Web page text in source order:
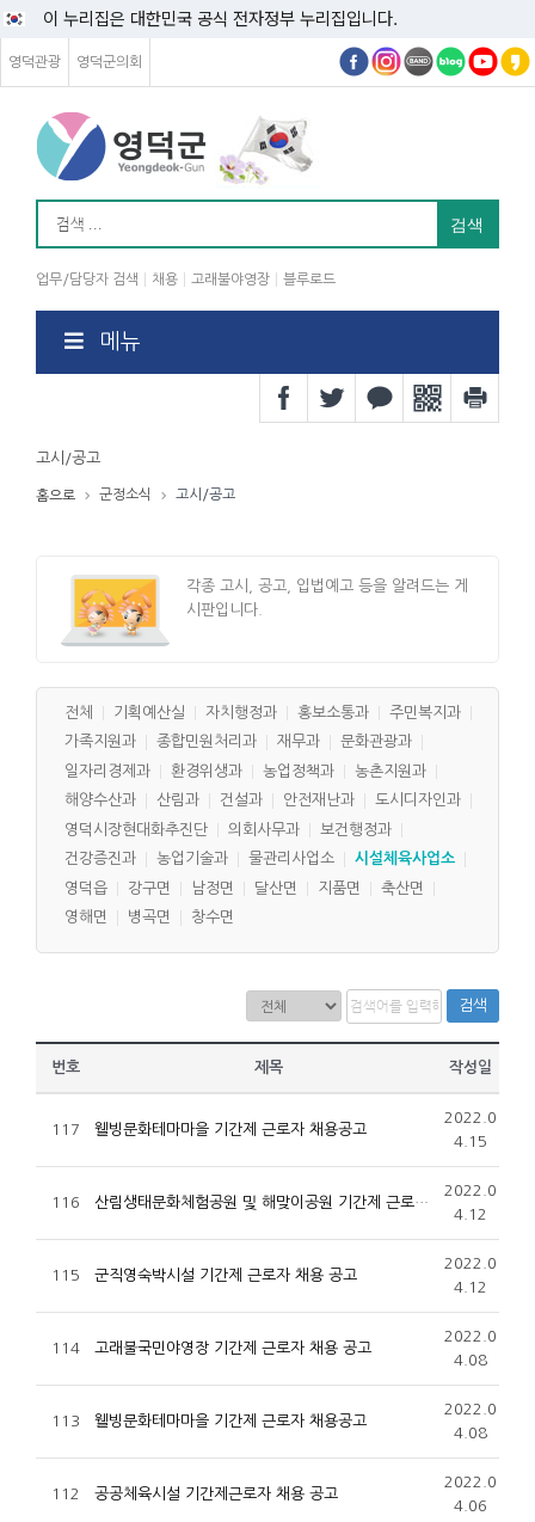
이 누리집은 대한민국 공식 전자정부 누리집입니다.
영덕관광 영덕군의회
업무/담당자 검색 채용 고래불야영장 블루로드
메뉴
고시/공고
홈으로 군정소식 고시/공고
각종 고시, 공고, 입법예고 등을 알려드는 게
시판입니다.
전체 기획예산실 자치행정과 홍보소통과
주민복지과
가족지원과
종합민원처리과 재무과
문화관광과
일자리경제과
환경위생과 농업정책과
농촌지원과
해양수산과
산림과 건설과 안전재난과
도시디자인과
영덕시장현대화추진단
의회사무과
보건행정과
건강증진과
농업기술과 물관리사업소
시설체육사업소
영덕읍
강구면 남정면 달산면 지품면
축산면
영해면
병곡면 창수면
검색
번호 제목 작성일
117 웰빙문화테마마을 기간제 근로자 채용공고
2022.0
4.15
116 산림생태문화체험공원 및 해맞이공원 기간제 근로자 채용 공고
2022.0
4.12
115 군직영숙박시설 기간제 근로자 채용 공고
2022.0
4.12
114 고래불국민야영장 기간제 근로자 채용 공고
2022.0
4.08
113 웰빙문화테마마을 기간제 근로자 채용공고
2022.0
4.08
112 공공체육시설 기간제근로자 채용 공고
2022.0
4.06